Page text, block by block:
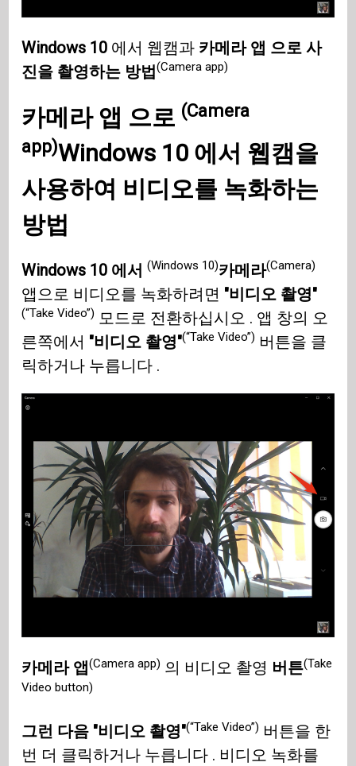
Windows 10 에서 웹캠과 카메라 앱 으로 사
진을 촬영하는 방법(Camera app)
카메라 앱 으로 (Camera
app)Windows 10 에서 웹캠을
사용하여 비디오를 녹화하는
방법
Windows 10 에서(Windows 10)카메라(Camera)
앱으로 비디오를 녹화하려면 "비디오 촬영"
(“Take Video”) 모드로 전환하십시오 . 앱 창의 오
른쪽에서 "비디오 촬영"(“Take Video”) 버튼을 클
릭하거나 누릅니다 .
카메라 앱(Camera app) 의 비디오 촬영 버튼(Take
Video button)
그런 다음 "비디오 촬영"(“Take Video”) 버튼을 한
번 더 클릭하거나 누릅니다 . 비디오 녹화를